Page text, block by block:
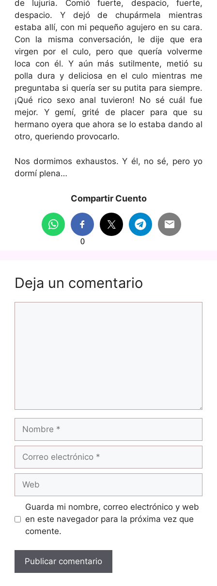
de lujuria. Comió fuerte, despacio, fuerte,
despacio. Y dejó de chupármela mientras
estaba allí, con mi pequeño agujero en su cara.
Con la misma conversación, le dije que era
virgen por el culo, pero que quería volverme
loca con él. Y aún más sutilmente, metió su
polla dura y deliciosa en el culo mientras me
preguntaba si quería ser su putita para siempre.
¡Qué rico sexo anal tuvieron! No sé cuál fue
mejor. Y gemí, grité de placer para que su
hermano oyera que ahora se lo estaba dando al
otro, queriendo provocarlo.
Nos dormimos exhaustos. Y él, no sé, pero yo
dormí plena…
Compartir Cuento
0
Deja un comentario
Nombre
Correo
Web
Guarda mi nombre, correo electrónico y web
en este navegador para la próxima vez que
comente.